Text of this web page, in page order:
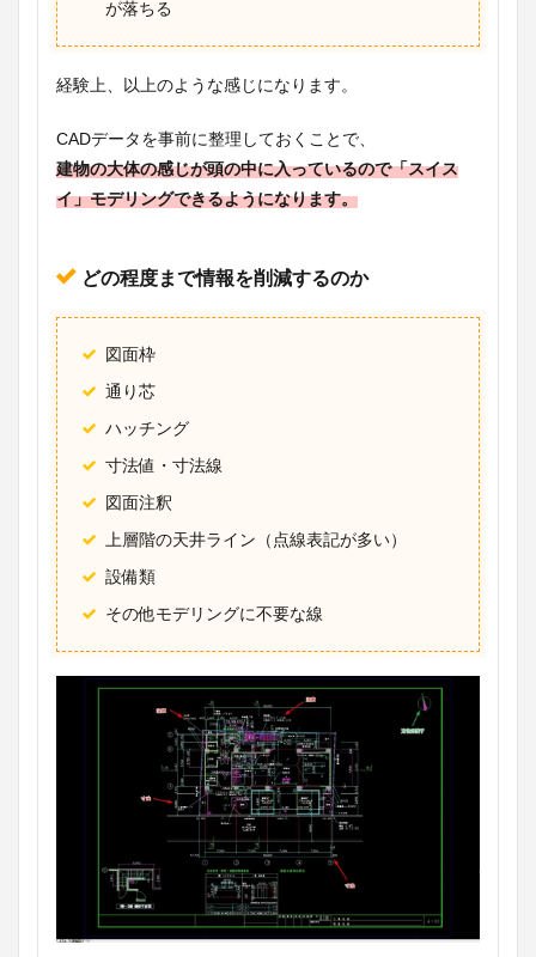
が落ちる
経験上、以上のような感じになります。
CADデータを事前に整理しておくことで、
建物の大体の感じが頭の中に入っているので「スイス
イ」モデリングできるようになります。
どの程度まで情報を削減するのか
図面枠
通り芯
ハッチング
寸法値・寸法線
図面注釈
上層階の天井ライン（点線表記が多い）
設備類
その他モデリングに不要な線